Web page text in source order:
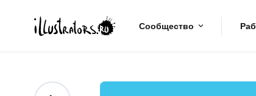
Сообщество